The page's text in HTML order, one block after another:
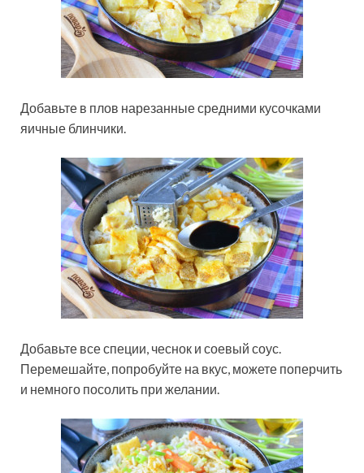
Добавьте в плов нарезанные средними кусочками
яичные блинчики.
Добавьте все специи, чеснок и соевый соус.
Перемешайте, попробуйте на вкус, можете поперчить
и немного посолить при желании.